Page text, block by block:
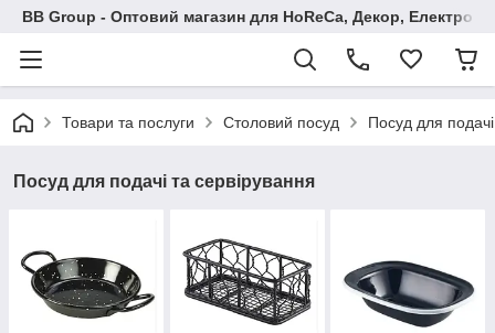
BB Group - Оптовий магазин для HoReCa, Декор,
Товари та послуги Столовий посуд Посуд для
Посуд для подачі та сервірування